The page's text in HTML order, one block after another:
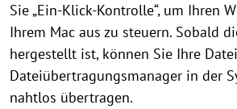
Sie „Ein-Klick-Kontrolle“, um Ihren
Ihrem Mac aus zu steuern. Sobald
hergestellt ist, können Sie Ihre
Dateiübertragungsmanager in der
nahtlos übertragen.